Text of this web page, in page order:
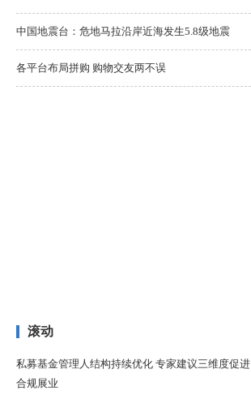
中国地震台：危地马拉沿岸近海发生5.8级地震
各平台布局拼购 购物交友两不误
滚动
私募基金管理人结构持续优化 专家建议三维度促进
合规展业